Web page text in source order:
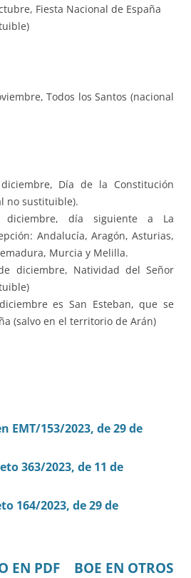
Fiesta Nacional de España
Todos los Santos (nacional
Día de la Constitución
no sustituible).
día siguiente a La
Andalucía, Aragón, Asturias,
Murcia y Melilla.
diciembre, Natividad del Señor
es San Esteban, que se
(salvo en el territorio de Arán)
EMT/153/2023, de 29 de
363/2023, de 11 de
164/2023, de 29 de
EN PDF
BOE EN OTROS